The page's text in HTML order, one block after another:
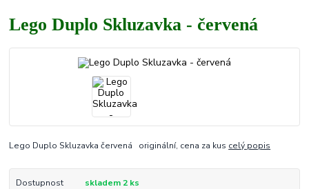
Lego Duplo Skluzavka - červená
Lego Duplo Skluzavka červená originální, cena za kus celý popis
Dostupnost skladem 2 ks